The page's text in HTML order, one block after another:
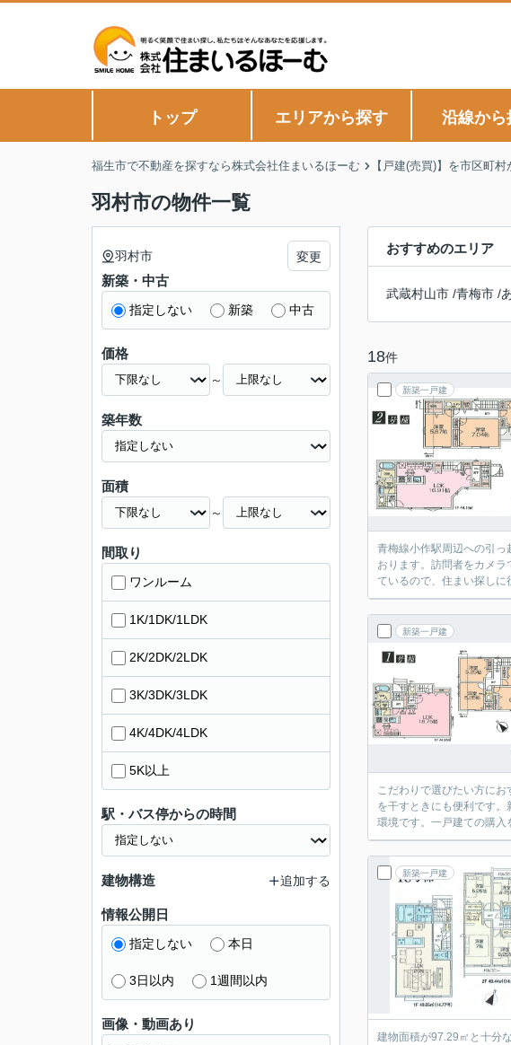
トップ エリアから探す 沿線から
福生市で不動産を探すなら株式会社住まいるほーむ 【戸建(売買)】を市区町村
羽村市の物件一覧
おすすめのエリア
武蔵村山市 /青梅市 /
18件
新築一戸建
青梅線小作駅周辺への引
おります。訪問者をカメ
ているので、住まい探しに
新築一戸建
こだわりで選びたい方に
を干すときにも便利です
環境です。一戸建ての購入
新築一戸建
建物面積が97.29㎡と十分
羽村市 変更
新築・中古
指定しない 新築 中古
価格
～
築年数
面積
～
間取り
ワンルーム
1K/1DK/1LDK
2K/2DK/2LDK
3K/3DK/3LDK
4K/4DK/4LDK
5K以上
駅・バス停からの時間
建物構造 追加する
情報公開日
指定しない 本日
3日以内 1週間以内
画像・動画あり